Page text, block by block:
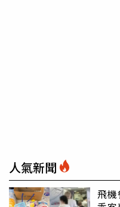
人氣新聞
飛